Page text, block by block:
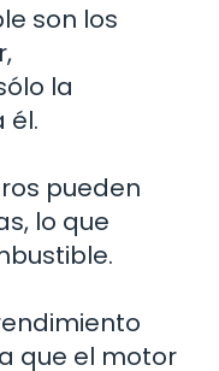
son los
la
él.
pueden
lo que
que el motor